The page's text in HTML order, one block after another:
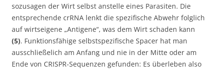
sozusagen der Wirt selbst anstelle eines Parasiten. Die
entsprechende crRNA lenkt die spezifische Abwehr folglich
auf wirtseigene „Antigene“, was dem Wirt schaden kann
(5). Funktionsfähige selbstspezifische Spacer hat man
ausschließelich am Anfang und nie in der Mitte oder am
Ende von CRISPR-Sequenzen gefunden: Es überleben also